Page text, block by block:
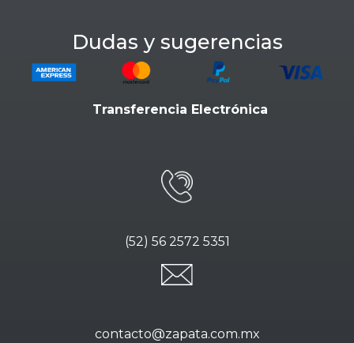
Dudas y sugerencias
Transferencia Electrónica
(52) 56 2572 5351
contacto@zapata.com.mx